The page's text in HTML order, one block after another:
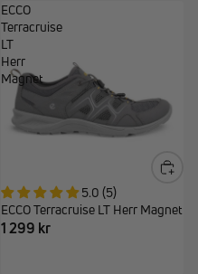
ECCO
Terracruise
LT
Herr
Magnet
5.0 (5)
ECCO Terracruise LT Herr Magnet
1 299 kr